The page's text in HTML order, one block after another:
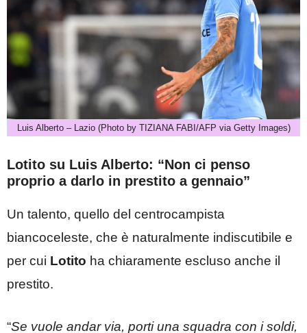
Luis Alberto – Lazio (Photo by TIZIANA FABI/AFP via Getty Images)
Lotito su Luis Alberto: “Non ci penso
proprio a darlo in prestito a gennaio”
Un talento, quello del centrocampista
biancoceleste, che è naturalmente indiscutibile e
per cui Lotito ha chiaramente escluso anche il
prestito.
“Se vuole andar via, porti una squadra con i soldi,